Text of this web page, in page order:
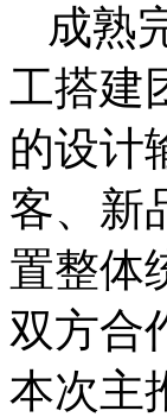
成熟
工搭建
的设计
客、新
置整体
双方合
本次主